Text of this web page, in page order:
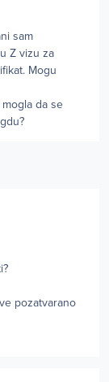
sam
Z vizu za
Mogu
da se
pozatvarano